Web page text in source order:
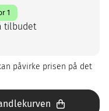
1
tilbudet
påvirke prisen på det